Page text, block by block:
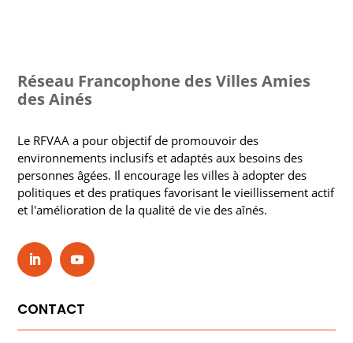
Réseau Francophone des Villes Amies
des Ainés
Le RFVAA a pour objectif de promouvoir des
environnements inclusifs et adaptés aux besoins des
personnes âgées. Il encourage les villes à adopter des
politiques et des pratiques favorisant le vieillissement actif
et l'amélioration de la qualité de vie des aînés.
CONTACT